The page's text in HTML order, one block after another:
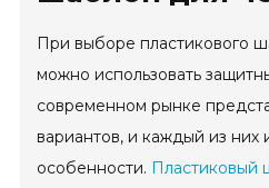
При выборе пластикового
можно использовать
современном рынке
вариантов, и каждый из них
особенности. Пластиковый